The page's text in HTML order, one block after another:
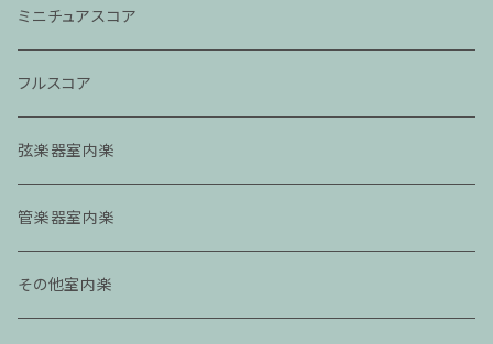
ミニチュアスコア
フルスコア
弦楽器室内楽
管楽器室内楽
その他室内楽